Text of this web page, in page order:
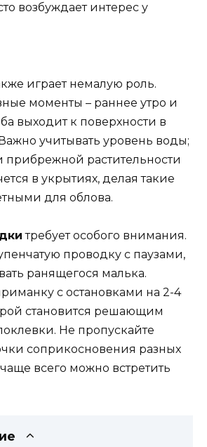
возбуждает интерес у
играет немалую роль.
моменты – раннее утро и
выходит к поверхности в
учитывать уровень воды;
прибрежной растительности
в укрытиях, делая такие
для облова.
требует особого внимания.
проводку с паузами,
ранящегося малька.
с остановками на 2-4
становится решающим
Не пропускайте
соприкосновения разных
всего можно встретить